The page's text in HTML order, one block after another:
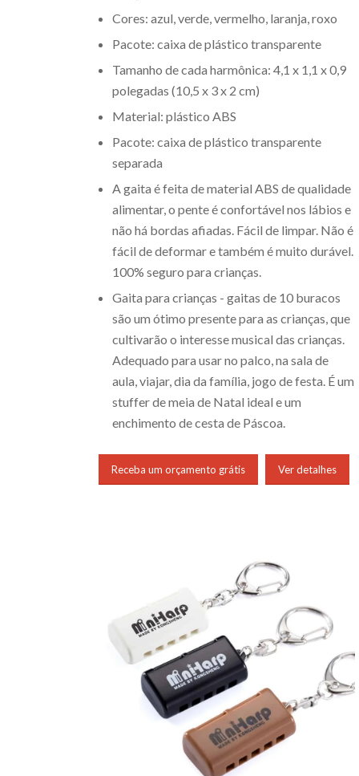
Cores: azul, verde, vermelho, laranja, roxo
Pacote: caixa de plástico transparente
Tamanho de cada harmônica: 4,1 x 1,1 x 0,9
polegadas (10,5 x 3 x 2 cm)
Material: plástico ABS
Pacote: caixa de plástico transparente
separada
A gaita é feita de material ABS de qualidade
alimentar, o pente é confortável nos lábios e
não há bordas afiadas. Fácil de limpar. Não é
fácil de deformar e também é muito durável.
100% seguro para crianças.
Gaita para crianças - gaitas de 10 buracos
são um ótimo presente para as crianças, que
cultivarão o interesse musical das crianças.
Adequado para usar no palco, na sala de
aula, viajar, dia da família, jogo de festa. É um
stuffer de meia de Natal ideal e um
enchimento de cesta de Páscoa.
Receba um orçamento grátis Ver detalhes